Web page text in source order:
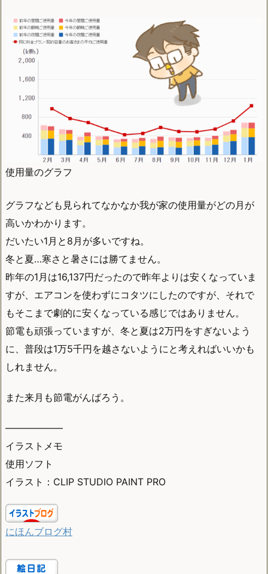
使用量のグラフ
グラフなども見られてなかなか我が家の使用量がどの月が
高いかわかります。
だいたい1月と8月が多いですね。
冬と夏…寒さと暑さには勝てません。
昨年の1月は16,137円だったので昨年よりは安くなっていま
すが、エアコンを使わずにコタツにしたのですが、それで
もそこまで劇的に安くなっている感じではありません。
節電も頑張っていますが、冬と夏は2万円をすぎないよう
に、普段は1万5千円を越さないようにと考えればいいかも
しれません。
また来月も節電がんばろう。
——————
イラストメモ
使用ソフト
イラスト：CLIP STUDIO PAINT PRO
にほんブログ村